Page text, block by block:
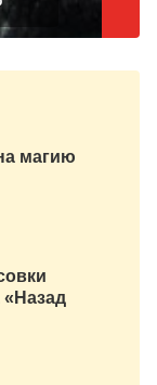
магию
«Назад